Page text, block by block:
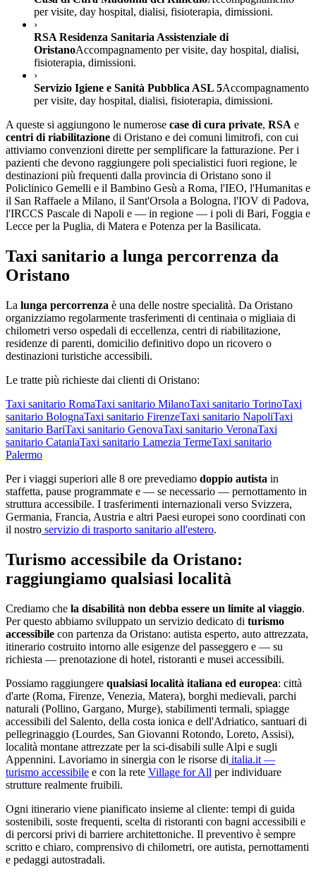
per visite, day hospital, dialisi, fisioterapia, dimissioni.
›
RSA Residenza Sanitaria Assistenziale di
OristanoAccompagnamento per visite, day hospital, dialisi,
fisioterapia, dimissioni.
›
Servizio Igiene e Sanità Pubblica ASL 5Accompagnamento
per visite, day hospital, dialisi, fisioterapia, dimissioni.
A queste si aggiungono le numerose case di cura private, RSA e
centri di riabilitazione di Oristano e dei comuni limitrofi, con cui
attiviamo convenzioni dirette per semplificare la fatturazione. Per i
pazienti che devono raggiungere poli specialistici fuori regione, le
destinazioni più frequenti dalla provincia di Oristano sono il
Policlinico Gemelli e il Bambino Gesù a Roma, l'IEO, l'Humanitas e
il San Raffaele a Milano, il Sant'Orsola a Bologna, l'IOV di Padova,
l'IRCCS Pascale di Napoli e — in regione — i poli di Bari, Foggia e
Lecce per la Puglia, di Matera e Potenza per la Basilicata.
Taxi sanitario a lunga percorrenza da
Oristano
La lunga percorrenza è una delle nostre specialità. Da Oristano
organizziamo regolarmente trasferimenti di centinaia o migliaia di
chilometri verso ospedali di eccellenza, centri di riabilitazione,
residenze di parenti, domicilio definitivo dopo un ricovero o
destinazioni turistiche accessibili.
Le tratte più richieste dai clienti di Oristano:
Taxi sanitario RomaTaxi sanitario MilanoTaxi sanitario TorinoTaxi
sanitario BolognaTaxi sanitario FirenzeTaxi sanitario NapoliTaxi
sanitario BariTaxi sanitario GenovaTaxi sanitario VeronaTaxi
sanitario CataniaTaxi sanitario Lamezia TermeTaxi sanitario
Palermo
Per i viaggi superiori alle 8 ore prevediamo doppio autista in
staffetta, pause programmate e — se necessario — pernottamento in
struttura accessibile. I trasferimenti internazionali verso Svizzera,
Germania, Francia, Austria e altri Paesi europei sono coordinati con
il nostro servizio di trasporto sanitario all'estero.
Turismo accessibile da Oristano:
raggiungiamo qualsiasi località
Crediamo che la disabilità non debba essere un limite al viaggio.
Per questo abbiamo sviluppato un servizio dedicato di turismo
accessibile con partenza da Oristano: autista esperto, auto attrezzata,
itinerario costruito intorno alle esigenze del passeggero e — su
richiesta — prenotazione di hotel, ristoranti e musei accessibili.
Possiamo raggiungere qualsiasi località italiana ed europea: città
d'arte (Roma, Firenze, Venezia, Matera), borghi medievali, parchi
naturali (Pollino, Gargano, Murge), stabilimenti termali, spiagge
accessibili del Salento, della costa ionica e dell'Adriatico, santuari di
pellegrinaggio (Lourdes, San Giovanni Rotondo, Loreto, Assisi),
località montane attrezzate per la sci-disabili sulle Alpi e sugli
Appennini. Lavoriamo in sinergia con le risorse di italia.it —
turismo accessibile e con la rete Village for All per individuare
strutture realmente fruibili.
Ogni itinerario viene pianificato insieme al cliente: tempi di guida
sostenibili, soste frequenti, scelta di ristoranti con bagni accessibili e
di percorsi privi di barriere architettoniche. Il preventivo è sempre
scritto e chiaro, comprensivo di chilometri, ore autista, pernottamenti
e pedaggi autostradali.